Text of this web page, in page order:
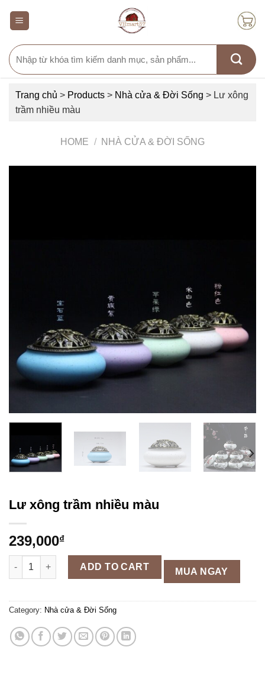
Search
for:
Trang chủ > Products > Nhà cửa & Đời Sống > Lư xông
trầm nhiều màu
HOME / NHÀ CỬA & ĐỜI SỐNG
Lư xông trầm nhiều màu
239,000₫
Lư xông trầm nhiều màu quantity
ADD TO CART MUA NGAY
Category: Nhà cửa & Đời Sống